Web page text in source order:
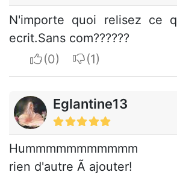
N'importe quoi relisez ce
ecrit.Sans com??????
I apreciateI do not
Eglantine13
Hummmmmmmmmmm
rien d'autre Ã ajouter!